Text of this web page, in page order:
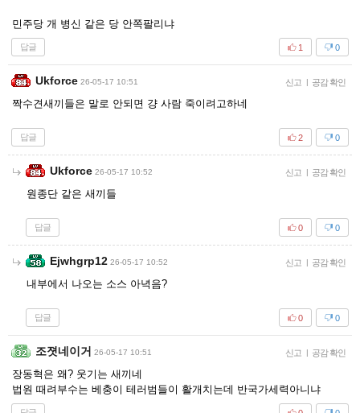
민주당 개 병신 같은 당 안쪽팔리냐
답글 0
1
Ukforce 26-05-17 10:51 신고 | 공감 확인
짝수견새끼들은 말로 안되면 걍 사람 죽이려고하네
답글 0
2
Ukforce 26-05-17 10:52 신고 | 공감 확인
원종단 같은 새끼들
답글 0
0
Ejwhgrp12 26-05-17 10:52 신고 | 공감 확인
내부에서 나오는 소스 아녁음?
답글 0
0
조졋네이거 26-05-17 10:51 신고 | 공감 확인
장동혁은 왜? 웃기는 새끼네
법원 때려부수는 베충이 테러범들이 활개치는데 반국가세력아니냐